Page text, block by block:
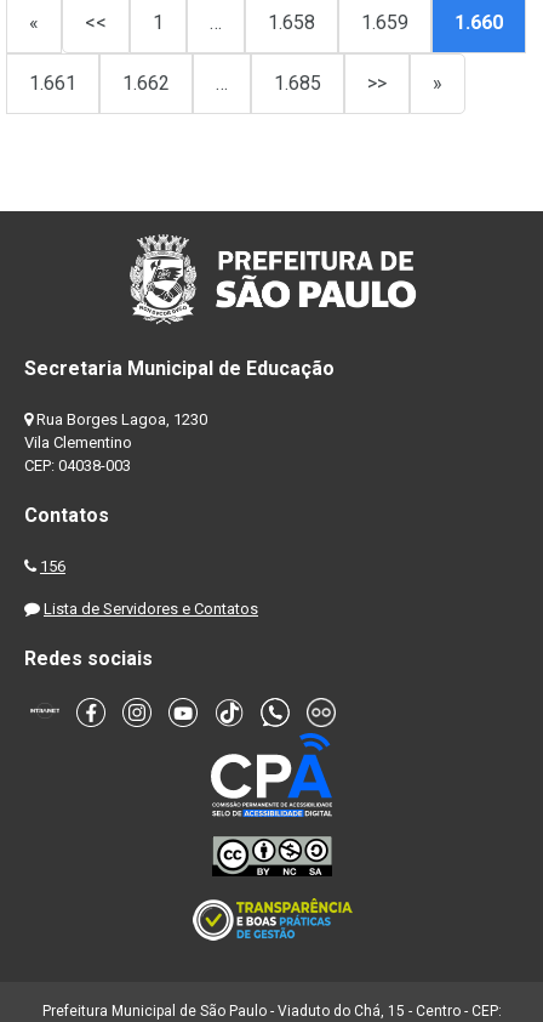
« << 1 … 1.658 1.659 1.660
1.661 1.662 … 1.685 >> »
Secretaria Municipal de Educação
Rua Borges Lagoa, 1230
Vila Clementino
CEP: 04038-003
Contatos
156
Lista de Servidores e Contatos
Redes sociais
Prefeitura Municipal de São Paulo - Viaduto do Chá, 15 - Centro - CEP: